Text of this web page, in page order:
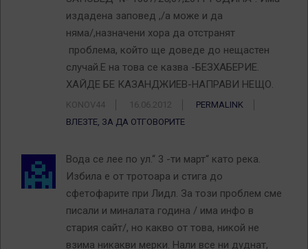
издадена заповед ,/а може и да
няма/,назначени хора да отстранят
проблема, който ще доведе до нещастен
случай.Е на това се казва -БЕЗХАБЕРИЕ.
ХАЙДЕ БЕ КАЗАНДЖИЕВ-НАПРАВИ НЕЩО.
KONOV44 16.06.2012
PERMALINK
ВЛЕЗТЕ, ЗА ДА ОТГОВОРИТЕ
Вода се лее по ул.“ 3 -ти март“ като река.
Избила е от тротоара и стига до
сфетофарите при Лидл. За този проблем сме
писали и миналата година / има инфо в
стария сайт/, но какво от това, никой не
взима никакви мерки. Нали все ни дуднат,